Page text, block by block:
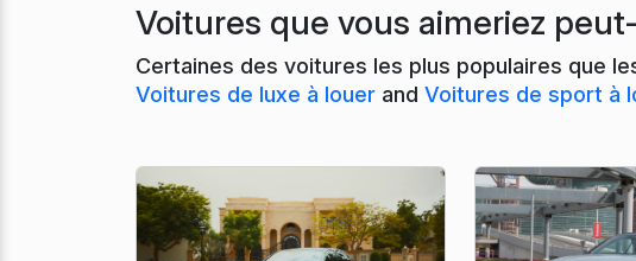
Voitures que vous aimeriez
Certaines des voitures les plus populaires que
Voitures de luxe à louer and Voitures de sport à